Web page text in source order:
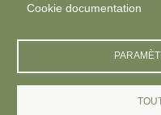
Cookie documentation